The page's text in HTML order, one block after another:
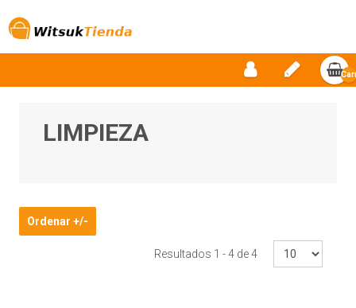
LIMPIEZA
Ordenar +/-
Resultados 1 - 4 de 4